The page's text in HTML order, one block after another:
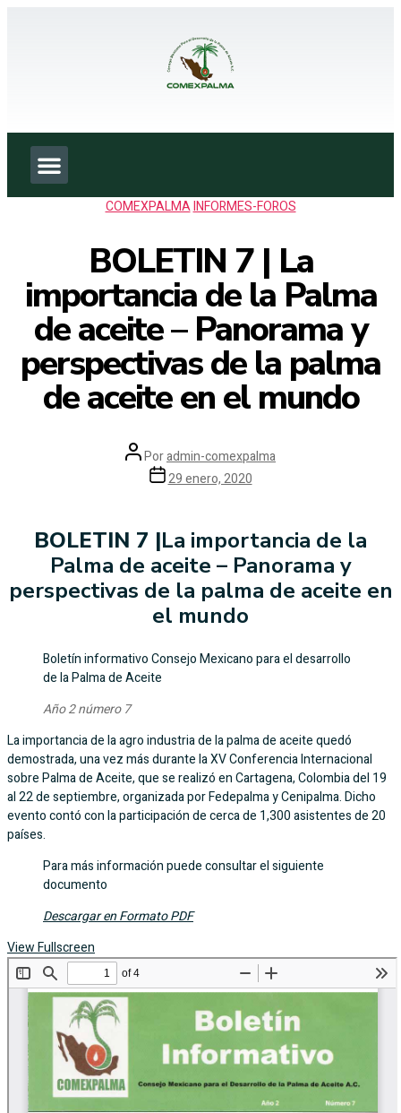
COMEXPALMAINFORMES-FOROS
BOLETIN 7 | La
importancia de la Palma
de aceite – Panorama y
perspectivas de la palma
de aceite en el mundo
Poradmin-comexpalma
29 enero, 2020
BOLETIN 7 |La importancia de la
Palma de aceite – Panorama y
perspectivas de la palma de aceite en
el mundo
Boletín informativo Consejo Mexicano para el desarrollo
de la Palma de Aceite
Año 2 número 7
La importancia de la agro industria de la palma de aceite quedó
demostrada, una vez más durante la XV Conferencia Internacional
sobre Palma de Aceite, que se realizó en Cartagena, Colombia del 19
al 22 de septiembre, organizada por Fedepalma y Cenipalma. Dicho
evento contó con la participación de cerca de 1,300 asistentes de 20
países.
Para más información puede consultar el siguiente
documento
Descargar en Formato PDF
View Fullscreen